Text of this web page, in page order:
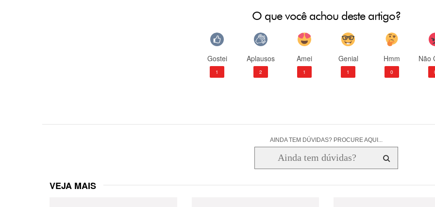
O que você achou deste artigo?
Gostei
1
Aplausos
2
Amei
1
Genial
1
Hmm
0
Não
AINDA TEM DÚVIDAS? PROCURE AQUI...
VEJA MAIS